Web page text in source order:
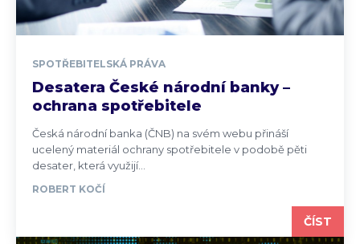
SPOTŘEBITELSKÁ PRÁVA
Desatera České národní banky –
ochrana spotřebitele
Česká národní banka (ČNB) na svém webu přináší
ucelený materiál ochrany spotřebitele v podobě pěti
desater, která využijí...
ROBERT KOČÍ
ČÍST